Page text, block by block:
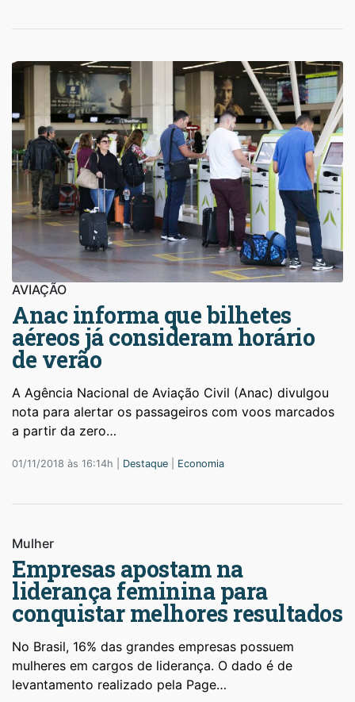
AVIAÇÃO
Anac informa que bilhetes
aéreos já consideram horário
de verão
A Agência Nacional de Aviação Civil (Anac) divulgou
nota para alertar os passageiros com voos marcados
a partir da zero…
01/11/2018 às 16:14h | Destaque Economia
Mulher
Empresas apostam na
liderança feminina para
conquistar melhores resultados
No Brasil, 16% das grandes empresas possuem
mulheres em cargos de liderança. O dado é de
levantamento realizado pela Page…